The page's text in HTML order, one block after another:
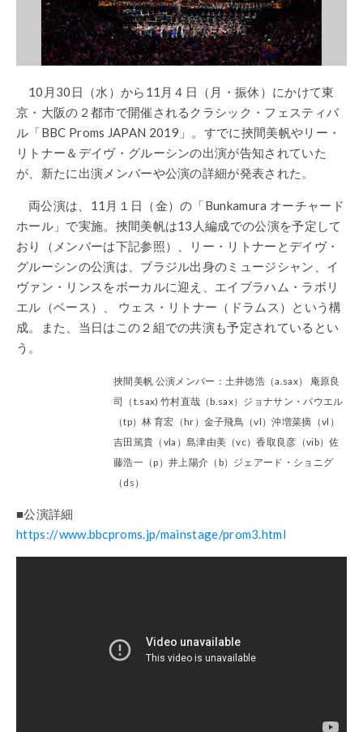
10月30日（水）から11月４日（月・振休）にかけて東
京・大阪の２都市で開催されるクラシック・フェスティバ
ル「BBC Proms JAPAN 2019」。すでに挾間美帆やリー・
リトナー＆デイヴ・グルーシンの出演が告知されていた
が、新たに出演メンバーや公演の詳細が発表された。
両公演は、11月１日（金）の「Bunkamura オーチャード
ホール」で実施。 挾間美帆は13人編成での公演を予定して
おり（メンバーは下記参照）、リー・リトナーとデイヴ・
グルーシンの公演は、ブラジル出身のミュージシャン、イ
ヴァン・リンスをボーカルに迎え、エイブラハム・ラボリ
エル（ベース）、 ウェス・リトナー（ドラムス）という構
成。また、当日はこの２組での共演も予定されているとい
う。
挾間美帆 公演メンバー：土井徳浩（a.sax） 庵原良
司（t.sax) 竹村直哉（b.sax）ジョナサン・パウエル
（tp）林 育宏（hr）金子飛鳥（vl）沖増菜摘（vl）
吉田篤貴（vla）島津由美（vc）香取良彦（vib）佐
藤浩一（p）井上陽介（b）ジェアード・ショニグ
（ds）
■公演詳細
https://www.bbcproms.jp/mainstage/prom3.html